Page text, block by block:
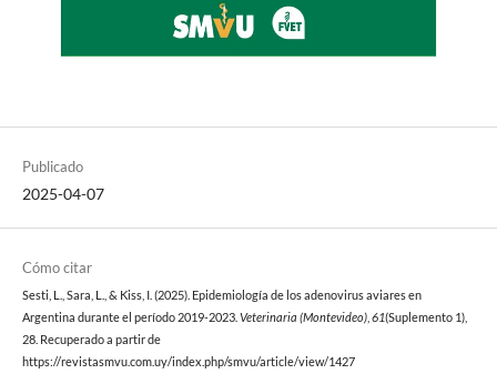
Publicado
2025-04-07
Cómo citar
Sesti, L., Sara, L., & Kiss, I. (2025). Epidemiología de los adenovirus aviares en
Argentina durante el período 2019-2023. Veterinaria (Montevideo), 61(Suplemento 1),
28. Recuperado a partir de
https://revistasmvu.com.uy/index.php/smvu/article/view/1427